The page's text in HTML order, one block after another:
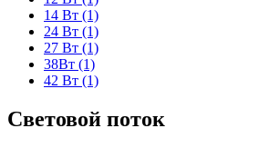
14 Вт (1)
24 Вт (1)
27 Вт (1)
38Вт (1)
42 Вт (1)
Световой поток